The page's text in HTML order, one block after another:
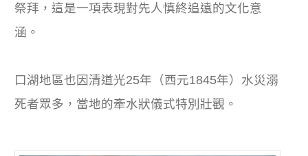
祭拜，這是一項表現對先人慎終追遠的文化意
涵。
口湖地區也因清道光25年（西元1845年）水災溺
死者眾多，當地的牽水狀儀式特別壯觀。